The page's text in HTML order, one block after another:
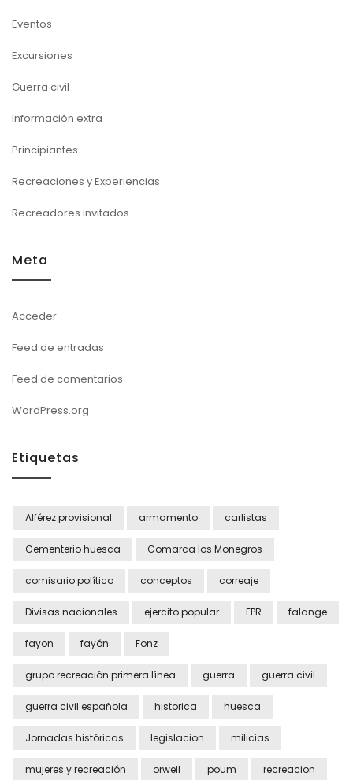
Eventos
Excursiones
Guerra civil
Información extra
Principiantes
Recreaciones y Experiencias
Recreadores invitados
Meta
Acceder
Feed de entradas
Feed de comentarios
WordPress.org
Etiquetas
Alférez provisional armamento carlistas
Cementerio huesca Comarca los Monegros
comisario político conceptos correaje
Divisas nacionales ejercito popular EPR falange
fayon fayón Fonz
grupo recreación primera línea guerra guerra civil
guerra civil española historica huesca
Jornadas históricas legislacion milicias
mujeres y recreación orwell poum recreacion